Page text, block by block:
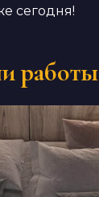
сегодня!
работы